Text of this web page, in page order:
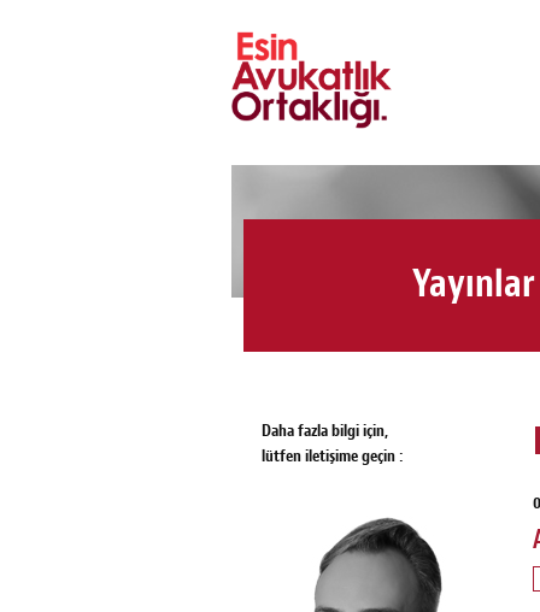
Yayınlar
Daha fazla bilgi için,
lütfen iletişime geçin :